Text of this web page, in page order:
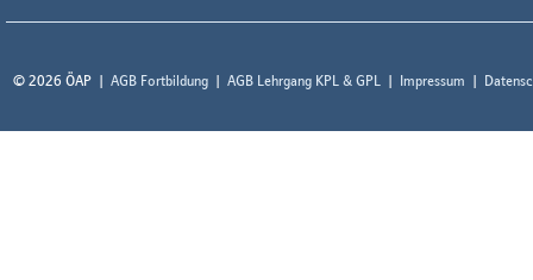
© 2026 ÖAP AGB Fortbildung AGB Lehrgang KPL & GPL Impressum